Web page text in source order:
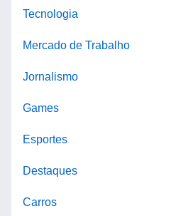
Tecnologia
Mercado de Trabalho
Jornalismo
Games
Esportes
Destaques
Carros